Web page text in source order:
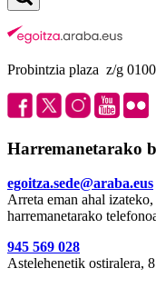
Probintzia plaza z/g
Harremanetarako
egoitza.sede@araba.eus
Arreta eman ahal
harremanetarako
945 569 028
Astelehenetik ostiralera,